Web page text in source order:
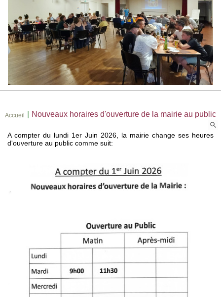
Accueil Nouveaux horaires d'ouverture de la mairie au public
A compter du lundi 1er Juin 2026, la mairie change ses heures
d'ouverture au public comme suit: